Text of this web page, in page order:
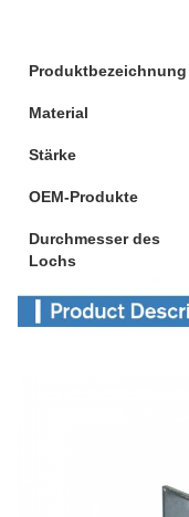
Produktbezeichnung
Material
Stärke
OEM-Produkte
Durchmesser des
Lochs